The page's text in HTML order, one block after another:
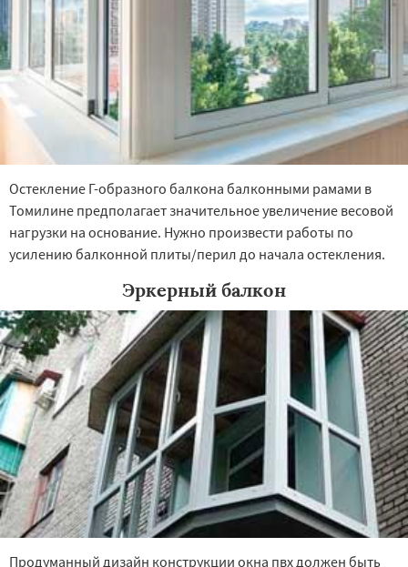
Остекление Г-образного балкона балконными рамами в
Томилине предполагает значительное увеличение весовой
нагрузки на основание. Нужно произвести работы по
усилению балконной плиты/перил до начала остекления.
Эркерный балкон
Продуманный дизайн конструкции окна пвх должен быть